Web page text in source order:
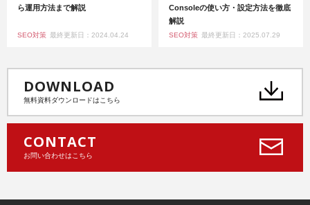
ら運用方法まで解説
SEO対策 最終更新日：2024.04.24
Consoleの使い方・設定方法を徹底
解説
SEO対策 最終更新日：2025.07.29
DOWNLOAD
無料資料ダウンロードはこちら
CONTACT
お問い合わせはこちら